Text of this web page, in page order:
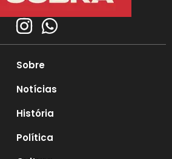
Sobre
Notícias
História
Política